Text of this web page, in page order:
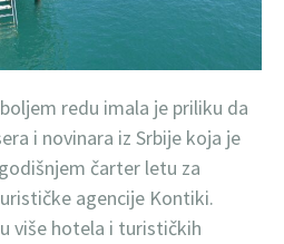
redu imala je priliku da
i novinara iz Srbije koja je
čarter letu za
agencije Kontiki.
više hotela i turističkih